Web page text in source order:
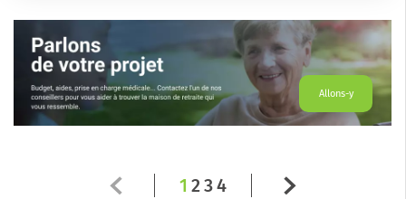
Allons-y
1 234